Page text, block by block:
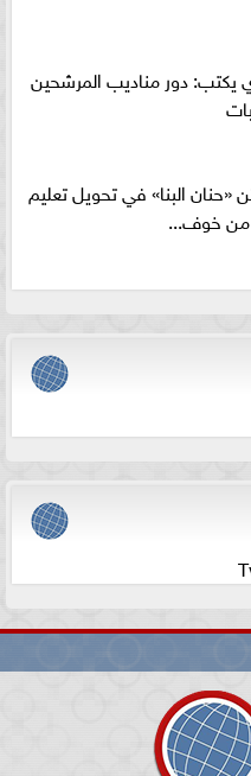
يكتب: دور مناديب المرشحين
البنا» في تحويل تعليم
من خوف...